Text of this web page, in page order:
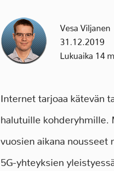
Vesa Viljanen
31.12.2019
Lukuaika 14
Internet tarjoaa kätevän
halutuille
vuosien aikana nousseet
5G-yhteyksien